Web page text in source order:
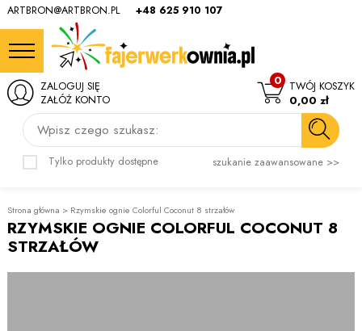
ARTBRON@ARTBRON.PL +48 625 910 107
Wpisz czego szukasz:
Tylko produkty dostępne szukanie zaawansowane >>
ZALOGUJ SIĘ
ZAŁÓŻ KONTO
TWÓJ KOSZYK
0
0,00 zł
Strona główna > Rzymskie ognie Colorful Coconut 8 strzałów
RZYMSKIE OGNIE COLORFUL COCONUT 8
STRZAŁÓW